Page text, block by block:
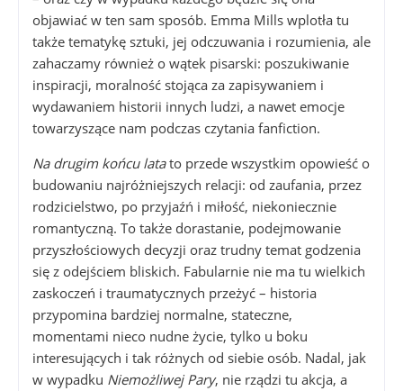
objawiać w ten sam sposób. Emma Mills wplotła tu
także tematykę sztuki, jej odczuwania i rozumienia, ale
zahaczamy również o wątek pisarski: poszukiwanie
inspiracji, moralność stojąca za zapisywaniem i
wydawaniem historii innych ludzi, a nawet emocje
towarzyszące nam podczas czytania fanfiction.
Na drugim końcu latato przede wszystkim opowieść o
budowaniu najróżniejszych relacji: od zaufania, przez
rodzicielstwo, po przyjaźń i miłość, niekoniecznie
romantyczną. To także dorastanie, podejmowanie
przyszłościowych decyzji oraz trudny temat godzenia
się z odejściem bliskich. Fabularnie nie ma tu wielkich
zaskoczeń i traumatycznych przeżyć – historia
przypomina bardziej normalne, stateczne,
momentami nieco nudne życie, tylko u boku
interesujących i tak różnych od siebie osób. Nadal, jak
w wypadku Niemożliwej Pary, nie rządzi tu akcja, a